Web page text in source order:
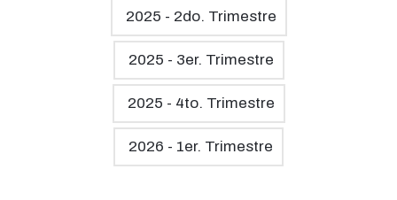
2025 - 2do. Trimestre
2025 - 3er. Trimestre
2025 - 4to. Trimestre
2026 - 1er. Trimestre